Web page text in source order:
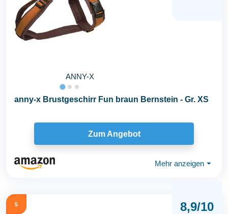
ANNY-X
anny-x Brustgeschirr Fun braun Bernstein - Gr. XS
Zum Angebot
Mehr anzeigen ⏷
5 8,9/10